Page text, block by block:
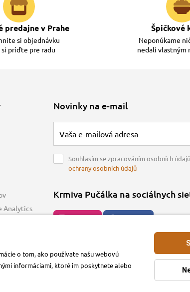
predajne v Prahe
si objednávku
si príďte pre radu
Špičkové
Neponúkame
nedali vlastným
Analytics
Novinky na e-mail
Souhlasím se zpracováním osobních
ochrany osobních údajů
Krmiva Pučálka na sociálnych
E-shop
o tom, ako používate našu webovú
informáciami, ktoré im poskytnete alebo